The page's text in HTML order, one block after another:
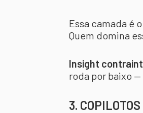
Essa camada é
Quem domina
Insight
roda por baixo
3.